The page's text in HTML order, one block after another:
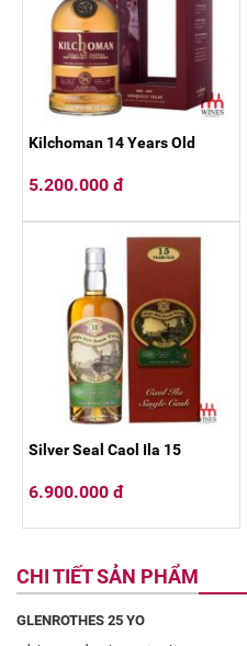
Kilchoman 14 Years Old
5.200.000 đ
Silver Seal Caol Ila 15
6.900.000 đ
CHI TIẾT SẢN PHẨM
GLENROTHES 25 YO